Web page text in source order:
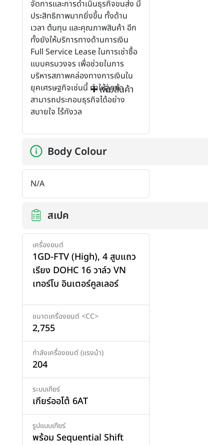
เพิ่มสินค้า
จัดการและการดำเนินธุรกิจขนส่ง มี
ประสิทธิภาพมากยิ่งขึ้น ทั้งด้าน
เวลา ต้นทุน และคุณภาพสินค้า อีก
ทั้งยังให้บริการทางด้านการเงิน
Full Service Lease ในการเช่าซื้อ
แบบครบวงจร เพื่อช่วยในการ
บริหารสภาพคล่องทางการเงินใน
ยุคเศรษฐกิจเช่นนี้ ทำให้ลูกค้า
สามารถประกอบธุรกิจได้อย่าง
สบายใจ ไร้กังวล
Body Colour
N/A
สเปค
เครื่องยนต์
1GD-FTV (High), 4 สูบแถว
เรียง DOHC 16 วาล์ว VN
เทอร์โบ อินเตอร์คูลเลอร์
ขนาดเครื่องยนต์ <CC>
2,755
กำลังเครื่องยนต์ (แรงม้า)
204
ระบบเกียร์
เกียร์ออโต้ 6AT
รูปแบบเกียร์
พร้อม Sequential Shift